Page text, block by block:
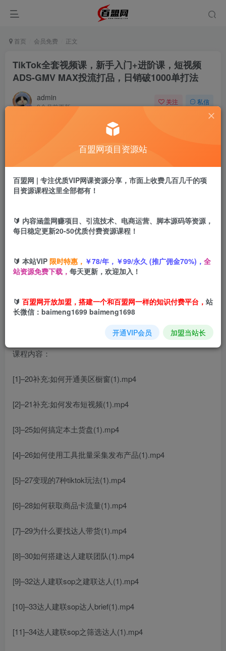
首页 会员免费 正文
TikTok全套视频课，新手入门+进阶课，短视频
ADS-GMV MAX投流打品，日销破1000单打法
admin
9个月前更新
关注 私信
盟币 9.9
立即购买
TikTok全套视频课，新手入门+进阶课，短视频ADS-GMV
课程内容：
[1]–20补充:如何开通美区橱窗(1).mp4
[2]–21补充:如何发布短视频(1).mp4
[3]–25如何搞定本土货盘(1).mp4
[4]–26如何使用工具批量采集发布产品(1).mp4
[5]–27变现的7种tiktok玩法(1).mp4
[6]–28如何获取商品卡流量(1).mp4
[7]–29为什么要找达人带货(1).mp4
[8]–30如何搭建达人建联团队(1).mp4
[9]–32达人建联sop之建联达人(1).mp4
[10]–33达人建联sop达人brief(1).mp4
[11]–34达人建联sop之筛选达人(1).mp4
百盟网项目资源站
百盟网 | 专注优质VIP网课资源分享，市面上收费几百几千的项
目资源课程这里全部都有！
🔰 内容涵盖网赚项目、引流技术、电商运营、脚本源码等资源，
每日稳定更新20-50优质付费资源课程！
🔰 本站VIP 限时特惠， ￥78/年，￥99/永久 (推广佣金70%)， 全
站资源免费下载， 每天更新，欢迎加入！
🔰 百盟网开放加盟，搭建一个和百盟网一样的知识付费平台， 站
长微信：baimeng1699 baimeng1698
开通VIP会员 加盟当站长